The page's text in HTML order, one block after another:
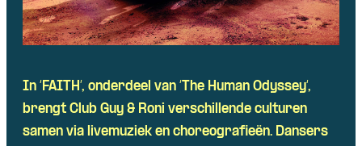
In ‘FAITH’, onderdeel van ‘The Human Odyssey‘,
brengt Club Guy & Roni verschillende culturen
samen via livemuziek en choreografieën. Dansers